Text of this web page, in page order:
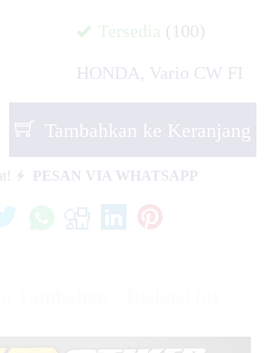
Tersedia (100)
HONDA, Vario CW FI
Tambahkan ke Keranjang
PESAN VIA WHATSAPP